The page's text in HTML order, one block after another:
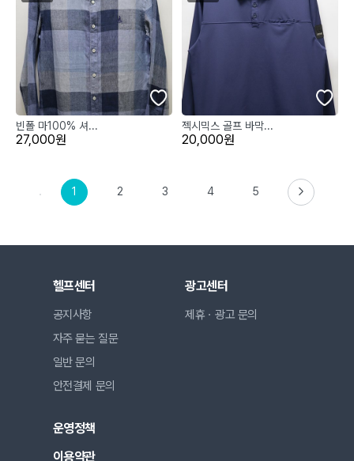
빈폴 마100% 셔...
27,000원
젝시믹스 골프 바막...
20,000원
1 2 3 4 5
헬프센터
공지사항
자주 묻는 질문
일반 문의
안전결제 문의
광고센터
제휴ㆍ광고 문의
운영정책
이용약관